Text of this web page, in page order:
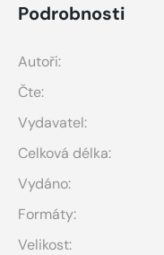
Podrobnosti
Autoři:
Čte:
Vydavatel:
Celková délka:
Vydáno:
Formáty:
Velikost: